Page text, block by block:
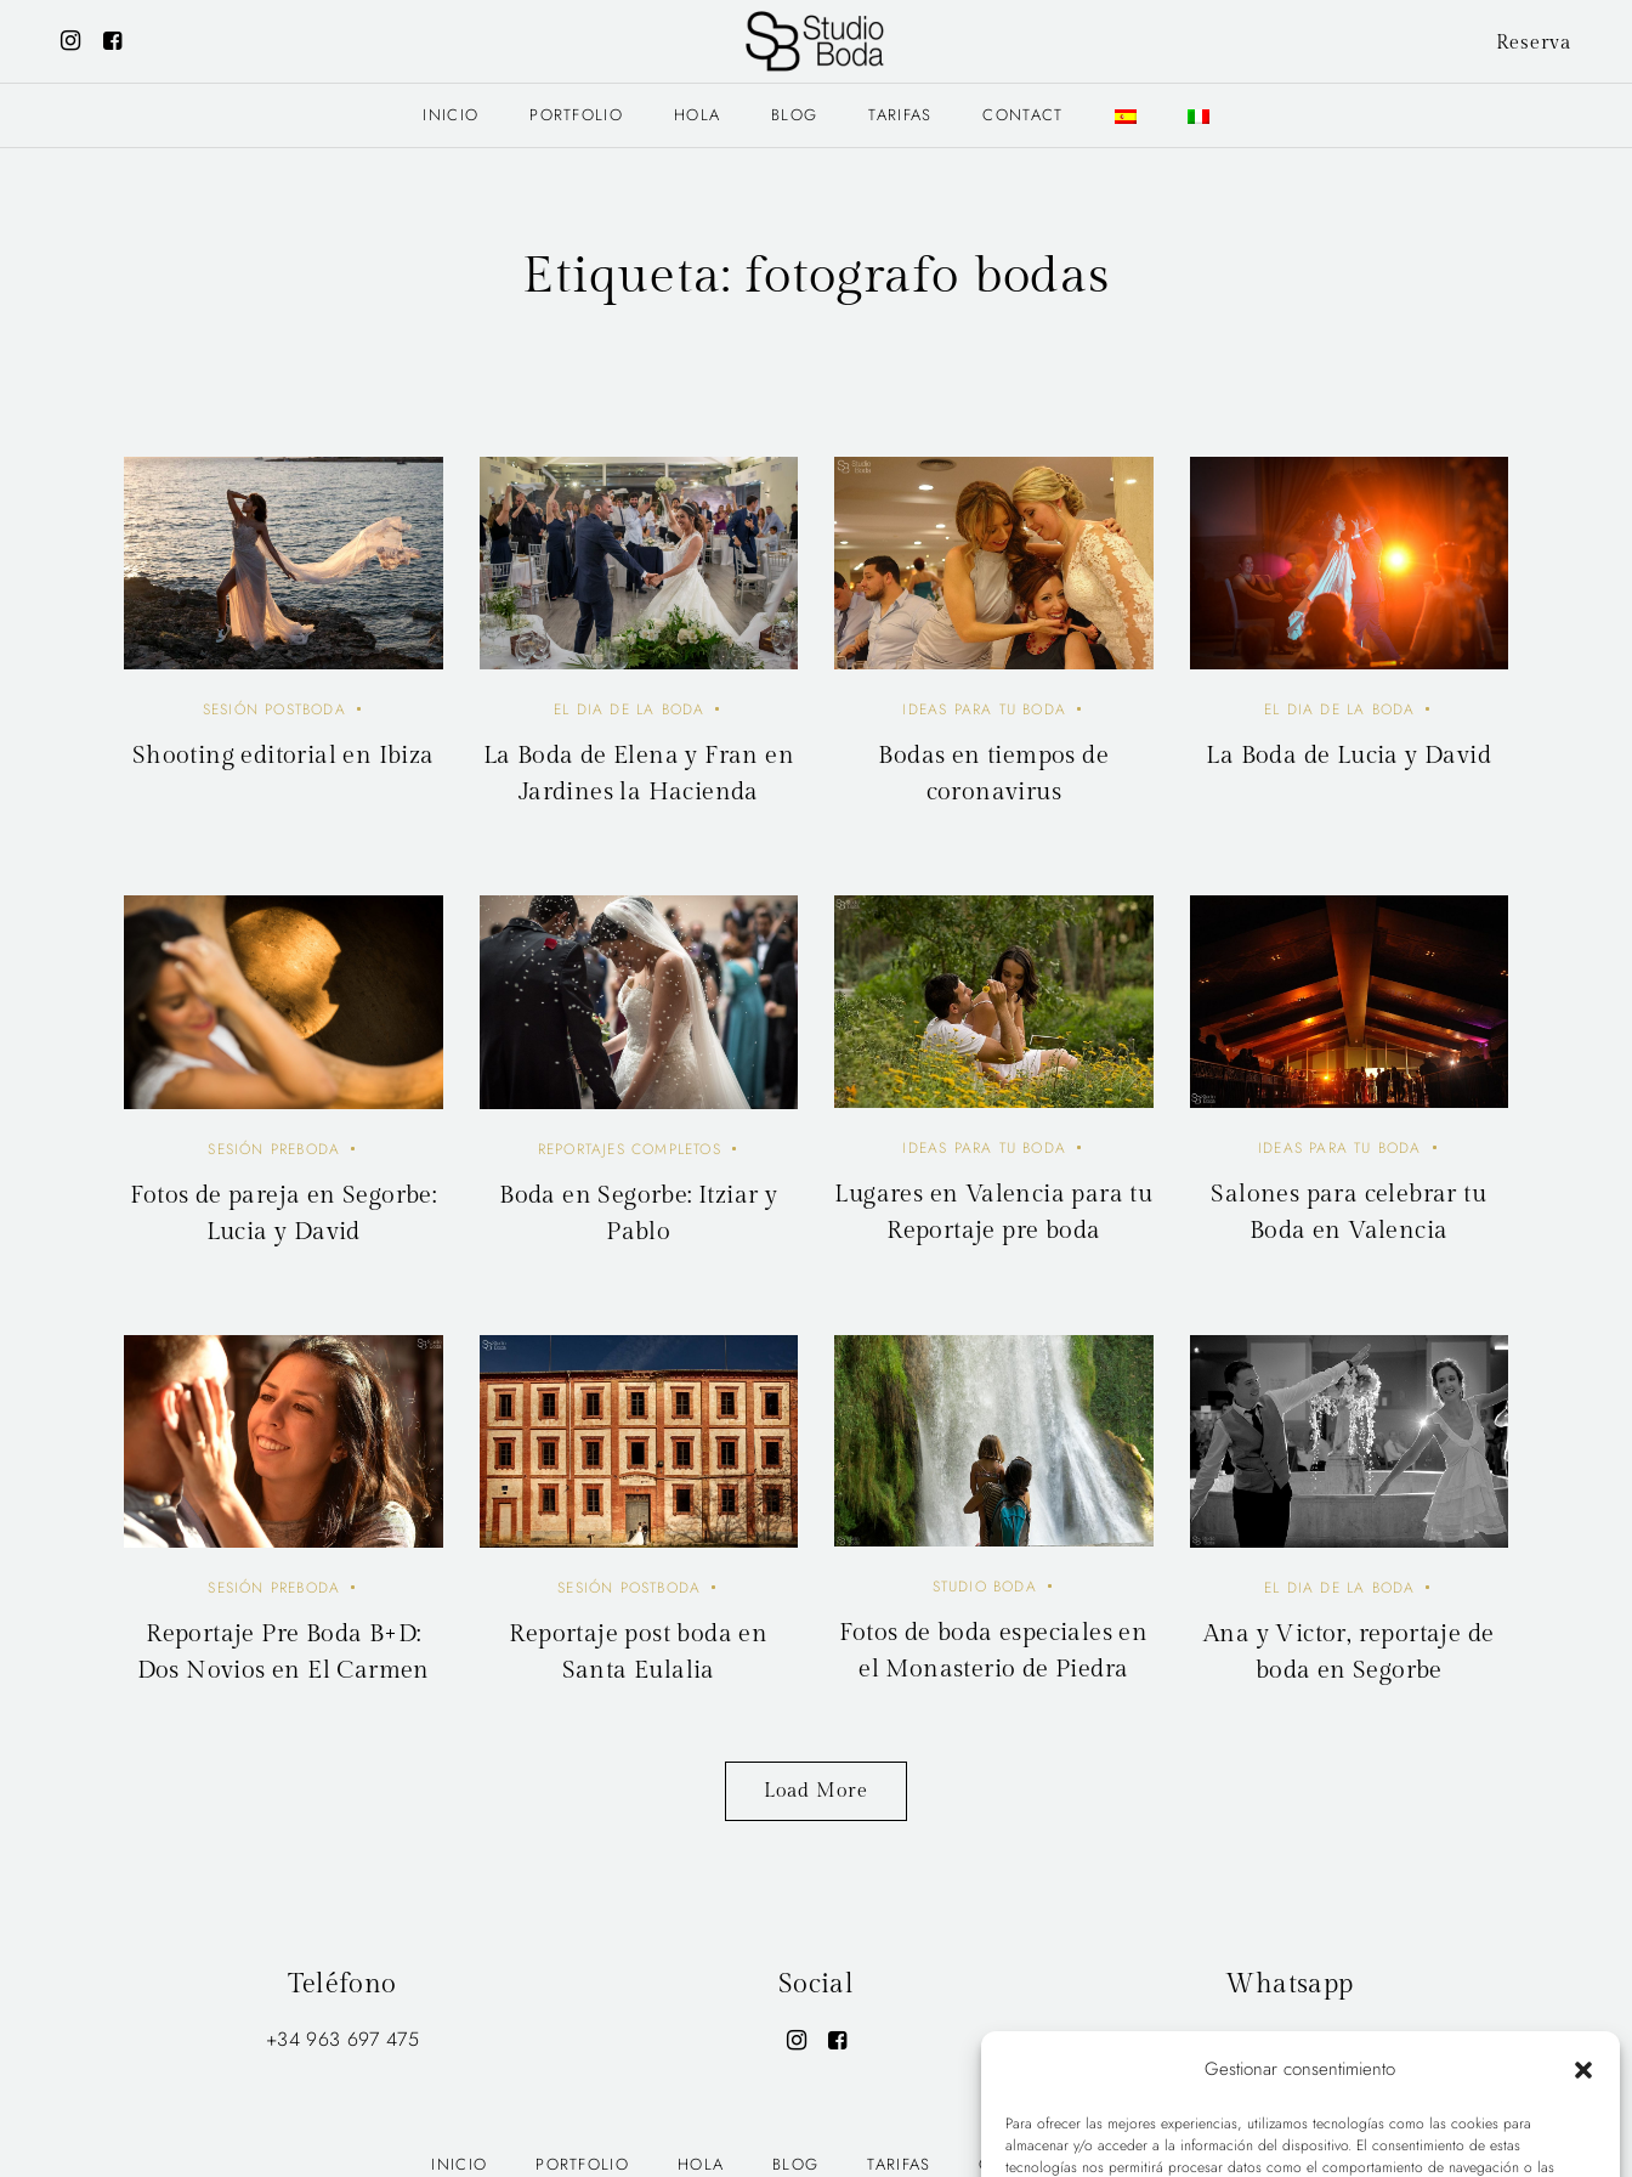
Gestionar consentimiento
Para ofrecer las mejores experiencias, utilizamos tecnologías como las cookies para
almacenar y/o acceder a la información del dispositivo. El consentimiento de estas
tecnologías nos permitirá procesar datos como el comportamiento de navegación o las
Reserva
INICIO PORTFOLIO HOLA BLOG TARIFAS CONTACT
Etiqueta: fotografo bodas
SESIÓN POSTBODA
Shooting editorial en Ibiza
EL DIA DE LA BODA
La Boda de Elena y Fran en
Jardines la Hacienda
IDEAS PARA TU BODA
Bodas en tiempos de
coronavirus
EL DIA DE LA BODA
La Boda de Lucia y David
SESIÓN PREBODA
Fotos de pareja en Segorbe:
Lucia y David
REPORTAJES COMPLETOS
Boda en Segorbe: Itziar y
Pablo
IDEAS PARA TU BODA
Lugares en Valencia para tu
Reportaje pre boda
IDEAS PARA TU BODA
Salones para celebrar tu
Boda en Valencia
SESIÓN PREBODA
Reportaje Pre Boda B+D:
Dos Novios en El Carmen
SESIÓN POSTBODA
Reportaje post boda en
Santa Eulalia
STUDIO BODA
Fotos de boda especiales en
el Monasterio de Piedra
EL DIA DE LA BODA
Ana y Victor, reportaje de
boda en Segorbe
Load More
Teléfono
+34 963 697 475
Social Whatsapp
INICIO PORTFOLIO HOLA BLOG TARIFAS CONTACT